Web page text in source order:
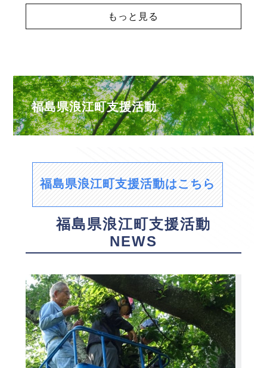
もっと見る
福島県浪江町支援活動
福島県浪江町支援活動はこちら
福島県浪江町支援活動
NEWS